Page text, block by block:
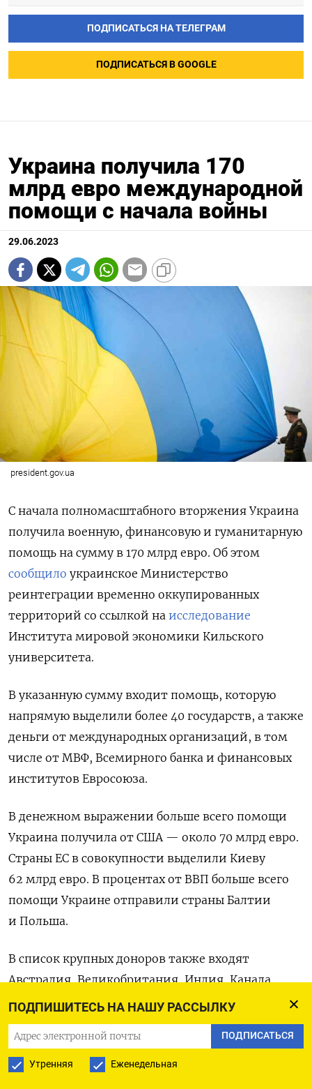
ПОДПИШИТЕСЬ НА НАШУ РАССЫЛКУ
ПОДПИСАТЬСЯ
Утренняя Еженедельная
ПОДПИСАТЬСЯ НА ТЕЛЕГРАМ
ПОДПИСАТЬСЯ В GOOGLE
Украина получила 170
млрд евро международной
помощи с начала войны
29.06.2023
president.gov.ua
С начала полномасштабного вторжения Украина
получила военную, финансовую и гуманитарную
помощь на сумму в 170 млрд евро. Об этом
сообщило украинское Министерство
реинтеграции временно оккупированных
территорий со ссылкой на исследование
Института мировой экономики Кильского
университета.
В указанную сумму входит помощь, которую
напрямую выделили более 40 государств, а также
деньги от международных организаций, в том
числе от МВФ, Всемирного банка и финансовых
институтов Евросоюза.
В денежном выражении больше всего помощи
Украина получила от США — около 70 млрд евро.
Страны ЕС в совокупности выделили Киеву
62 млрд евро. В процентах от ВВП больше всего
помощи Украине отправили страны Балтии
и Польша.
В список крупных доноров также входят
Австралия, Великобритания, Индия, Канада,
Китай, Новая Зеландия, Норвегия, Тайвань,
Турция, Швейцария, Южная Корея и Япония.
В общей сложности они предоставили Украине
около 23 млрд евро. Еще примерно 13 млрд евро